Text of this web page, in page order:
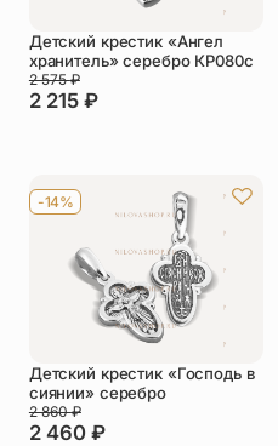
Детский крестик «Ангел
хранитель» серебро КР080с
2 215 ₽
2 575₽
-14%
Детский крестик «Господь в
сиянии» серебро
2 460 ₽
2 860₽